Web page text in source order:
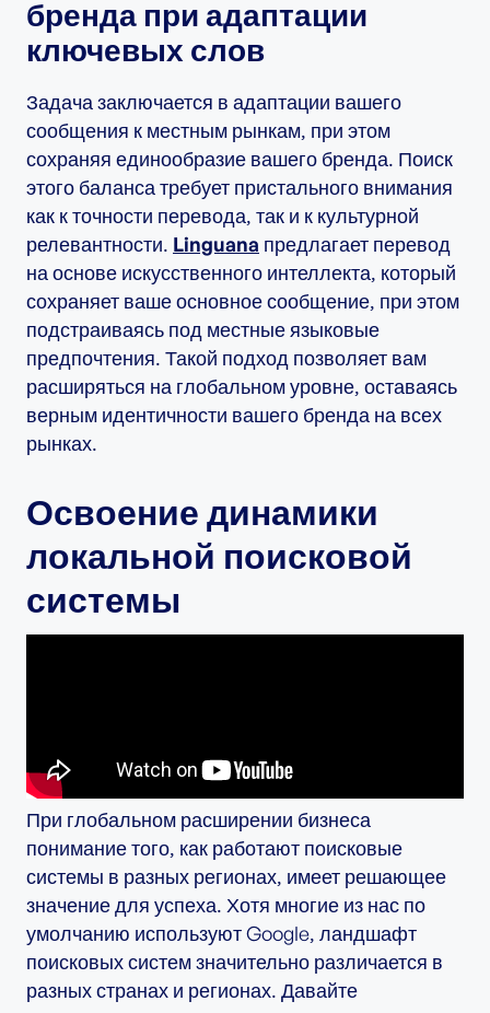
бренда при адаптации
ключевых слов
Задача заключается в адаптации вашего
сообщения к местным рынкам, при этом
сохраняя единообразие вашего бренда. Поиск
этого баланса требует пристального внимания
как к точности перевода, так и к культурной
релевантности. Linguana предлагает перевод
на основе искусственного интеллекта, который
сохраняет ваше основное сообщение, при этом
подстраиваясь под местные языковые
предпочтения. Такой подход позволяет вам
расширяться на глобальном уровне, оставаясь
верным идентичности вашего бренда на всех
рынках.
Освоение динамики
локальной поисковой
системы
При глобальном расширении бизнеса
понимание того, как работают поисковые
системы в разных регионах, имеет решающее
значение для успеха. Хотя многие из нас по
умолчанию используют Google, ландшафт
поисковых систем значительно различается в
разных странах и регионах. Давайте